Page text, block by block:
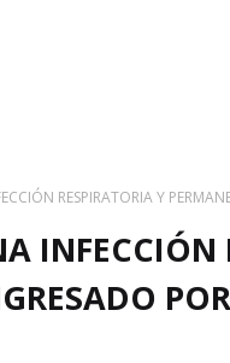
RESPIRATORIA Y
INFECCIÓN